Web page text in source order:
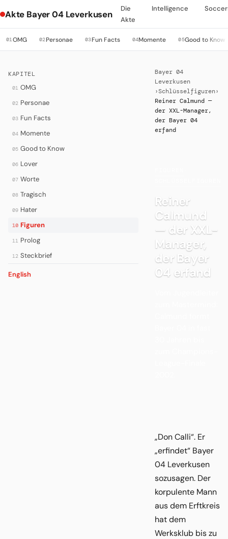
Akte Bayer 04 Leverkusen
Die
Akte
Intelligence
01OMG 02Personae 03Fun Facts 04Momente 05Good to Know
KAPITEL
01 OMG
02 Personae
03 Fun Facts
04 Momente
05 Good to Know
06 Lover
07 Worte
08 Tragisch
09 Hater
10 Figuren
11 Prolog
12 Steckbrief
English
Bayer 04
Leverkusen
› Schlüsselfiguren›
Reiner Calmund —
der XXL-Manager,
der Bayer 04
erfand
Reiner
Calmund
— der XXL-
Manager,
der Bayer
04 erfand
„Don Calli“. Er
„erfindet“ Bayer
04 Leverkusen
sozusagen. Der
korpulente Mann
aus dem Erftkreis
hat dem
Werksklub bis zu